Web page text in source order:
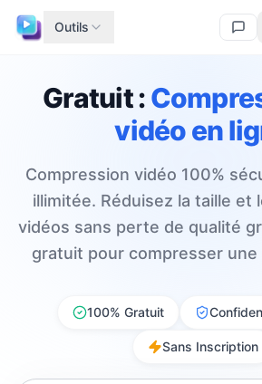
Outils
Gratuit :
vidéo en
Compression vidéo 100%
illimitée. Réduisez la taille et
vidéos sans perte de qualité
gratuit pour compresser une
100% Gratuit
Sans Inscription